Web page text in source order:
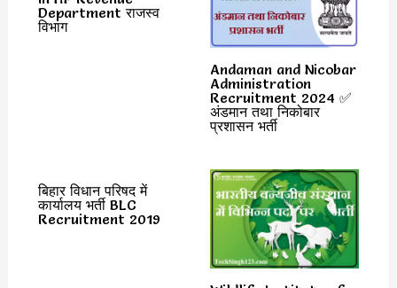
Department राजस्व
विभाग
Andaman and Nicobar
Administration
Recruitment 2024 ✅
अंडमान तथा निकोबार
प्रशासन भर्ती
बिहार विधान परिषद में
कार्यालय भर्ती BLC
Recruitment 2019